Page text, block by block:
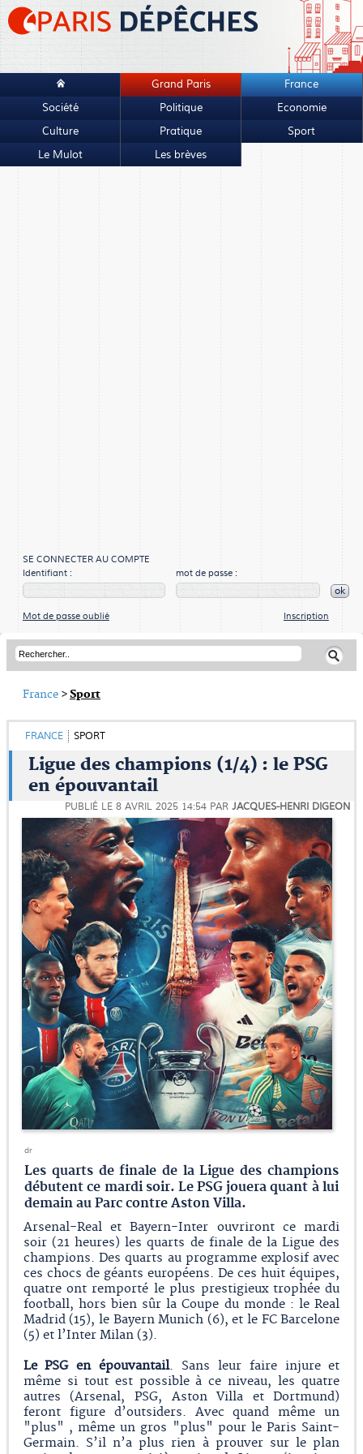
Grand Paris
France
Société
Politique
Economie
Culture
Pratique
Sport
Le Mulot
Les brèves
SE CONNECTER AU COMPTE
Identifiant :
mot de passe :
ok
Mot de passe oublié Inscription
France >Sport
FRANCE SPORT
Ligue des champions (1/4) : le PSG
en épouvantail
PUBLIÉ LE 8 AVRIL 2025 14:54 PAR JACQUES-HENRI DIGEON
dr
Les quarts de finale de la Ligue des champions
débutent ce mardi soir. Le PSG jouera quant à lui
demain au Parc contre Aston Villa.
Arsenal-Real et Bayern-Inter ouvriront ce mardi
soir (21 heures) les quarts de finale de la Ligue des
champions. Des quarts au programme explosif avec
ces chocs de géants européens. De ces huit équipes,
quatre ont remporté le plus prestigieux trophée du
football, hors bien sûr la Coupe du monde : le Real
Madrid (15), le Bayern Munich (6), et le FC Barcelone
(5) et l’Inter Milan (3).
Le PSGen épouvantail. Sans leur faire injure et
même si tout est possible à ce niveau, les quatre
autres (Arsenal, PSG, Aston Villa et Dortmund)
feront figure d’outsiders. Avec quand même un
"plus" , même un gros "plus" pour le Paris Saint-
Germain. S’il n’a plus rien à prouver sur le plan